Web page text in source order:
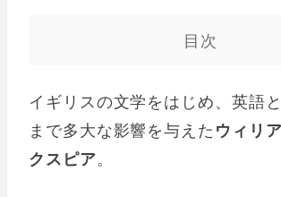
目次
イギリスの文学をはじめ、英語
まで多大な影響を与えた ウィリ
クスピア。